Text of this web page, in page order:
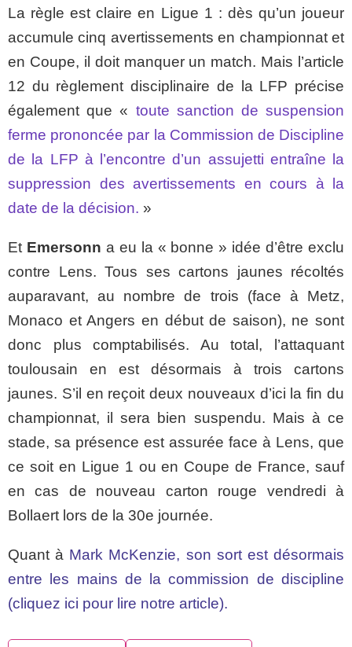
La règle est claire en Ligue 1 : dès qu’un joueur
accumule cinq avertissements en championnat et
en Coupe, il doit manquer un match. Mais l’article
12 du règlement disciplinaire de la LFP précise
également que « toute sanction de suspension
ferme prononcée par la Commission de Discipline
de la LFP à l’encontre d’un assujetti entraîne la
suppression des avertissements en cours à la
date de la décision. »
Et Emersonn a eu la « bonne » idée d’être exclu
contre Lens. Tous ses cartons jaunes récoltés
auparavant, au nombre de trois (face à Metz,
Monaco et Angers en début de saison), ne sont
donc plus comptabilisés. Au total, l’attaquant
toulousain en est désormais à trois cartons
jaunes. S’il en reçoit deux nouveaux d’ici la fin du
championnat, il sera bien suspendu. Mais à ce
stade, sa présence est assurée face à Lens, que
ce soit en Ligue 1 ou en Coupe de France, sauf
en cas de nouveau carton rouge vendredi à
Bollaert lors de la 30e journée.
Quant à Mark McKenzie, son sort est désormais
entre les mains de la commission de discipline
(cliquez ici pour lire notre article).